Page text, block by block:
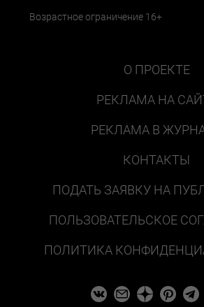
Возрастное ограничение 16+
О ПРОЕКТЕ
РЕКЛАМА НА
РЕКЛАМА В
КОНТАКТЫ
ПОДАТЬ ЗАЯВКУ НА
ПОЛЬЗОВАТЕЛЬСКОЕ
ПОЛИТИКА